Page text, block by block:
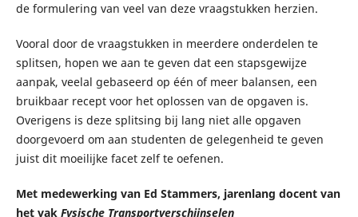
de formulering van veel van deze vraagstukken herzien.
Vooral door de vraagstukken in meerdere onderdelen te
splitsen, hopen we aan te geven dat een stapsgewijze
aanpak, veelal gebaseerd op één of meer balansen, een
bruikbaar recept voor het oplossen van de opgaven is.
Overigens is deze splitsing bij lang niet alle opgaven
doorgevoerd om aan studenten de gelegenheid te geven
juist dit moeilijke facet zelf te oefenen.
Met medewerking van Ed Stammers, jarenlang docent van
het vak Fysische Transportverschijnselen